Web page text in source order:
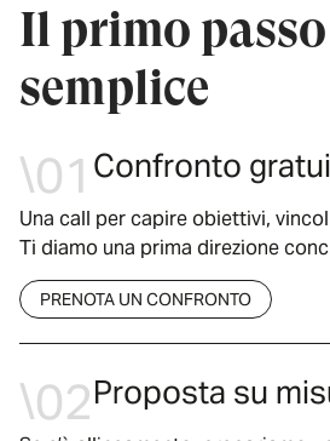
Il primo passo
semplice
\01 Confronto
Una call per capire obiettivi,
Ti diamo una prima direzione
PRENOTA UN CONFRONTO
\02Proposta su